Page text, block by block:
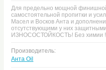
Для предельно мощной
самостоятельной пропитки и
Масел и Восков Анта и
отсутствующими у них
ИЗНОСОСТОЙКОСТЬ! Без химии !
Производитель:
Анта Oil